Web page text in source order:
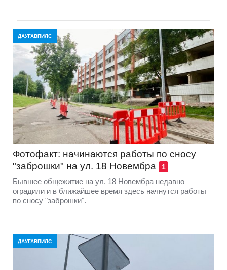
ДАУГАВПИЛС
Фотофакт: начинаются работы по сносу
"заброшки" на ул. 18 Новембра
1
Бывшее общежитие на ул. 18 Новембра недавно
оградили и в ближайшее время здесь начнутся работы
по сносу "заброшки".
ДАУГАВПИЛС